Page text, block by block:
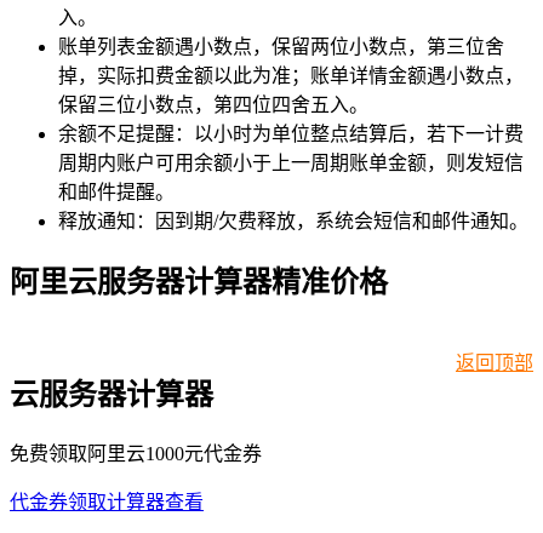
入。
账单列表金额遇小数点，保留两位小数点，第三位舍
掉，实际扣费金额以此为准；账单详情金额遇小数点，
保留三位小数点，第四位四舍五入。
余额不足提醒：以小时为单位整点结算后，若下一计费
周期内账户可用余额小于上一周期账单金额，则发短信
和邮件提醒。
释放通知：因到期/欠费释放，系统会短信和邮件通知。
阿里云服务器计算器精准价格
返回顶部
云服务器计算器
免费领取阿里云1000元代金券
代金券领取计算器查看